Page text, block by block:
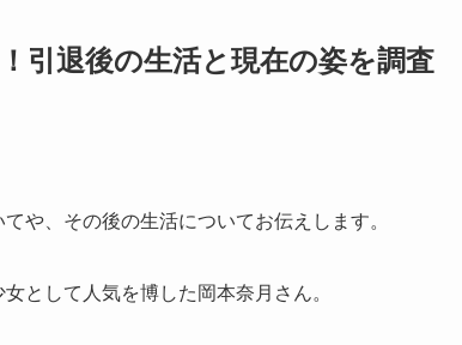
引退後の生活と現在の姿を調査
や、その後の生活についてお伝えします。
として人気を博した岡本奈月さん。